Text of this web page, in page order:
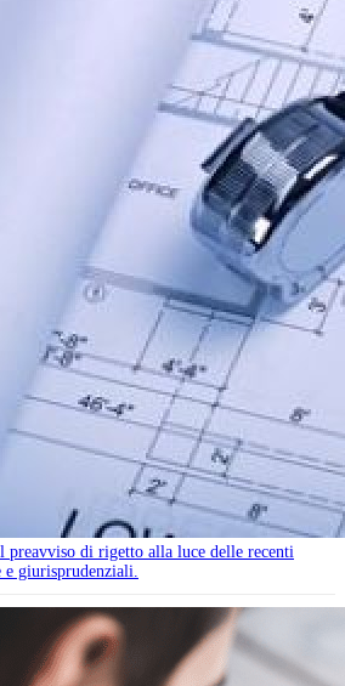
di rigetto alla luce delle recenti
giurisprudenziali.